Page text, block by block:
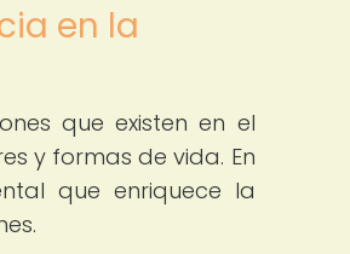
en la
que existen en el
y formas de vida. En
que enriquece la